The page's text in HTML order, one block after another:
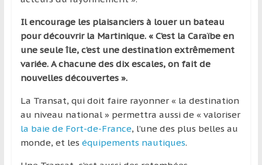
Il encourage les plaisanciers à louer un bateau
pour découvrir la Martinique. « C’est la Caraïbe en
une seule île, c’est une destination extrêmement
variée. A chacune des dix escales, on fait de
nouvelles découvertes ».
La Transat, qui doit faire rayonner « la destination
au niveau national » permettra aussi de « valoriser
la baie de Fort-de-France, l’une des plus belles au
monde, et les équipements nautiques.